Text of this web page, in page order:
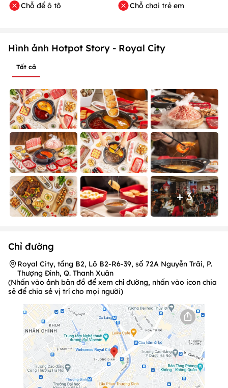
Chỗ để ô tô Chỗ chơi trẻ em
Hình ảnh Hotpot Story - Royal City
Tất cả
+ 3
Chỉ đường
Royal City, tầng B2, Lô B2-R6-39, số 72A Nguyễn Trãi, P.
Thượng Đình, Q. Thanh Xuân
(Nhấn vào ảnh bản đồ để xem chỉ đường, nhấn vào icon chia
sẻ để chia sẻ vị trí cho mọi người)